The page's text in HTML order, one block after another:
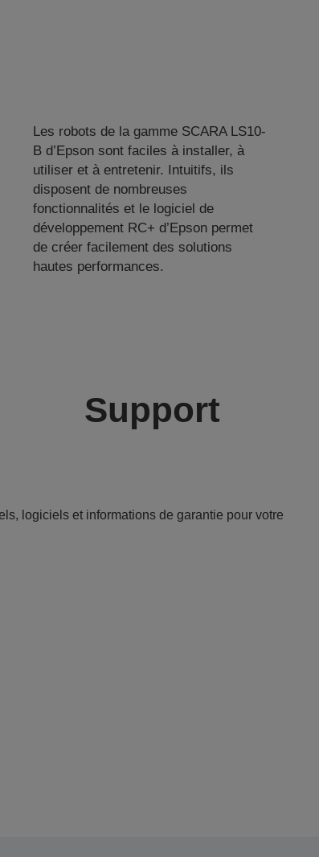
Les robots de la gamme SCARA LS10-
B d’Epson sont faciles à installer, à
utiliser et à entretenir. Intuitifs, ils
disposent de nombreuses
fonctionnalités et le logiciel de
développement RC+ d’Epson permet
de créer facilement des solutions
hautes performances.
Support
logiciels et informations de garantie pour votre